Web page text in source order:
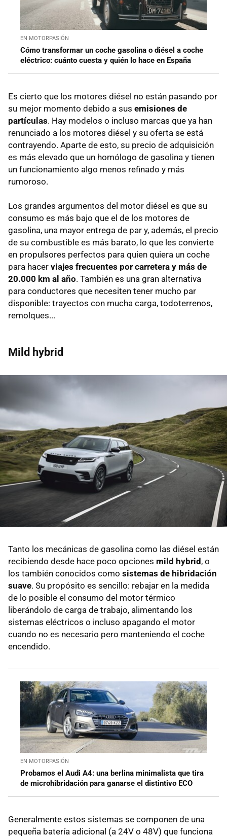
EN MOTORPASIÓN
Cómo transformar un coche gasolina o diésel a coche
eléctrico: cuánto cuesta y quién lo hace en España
Es cierto que los motores diésel no están pasando por
su mejor momento debido a sus emisiones de
partículas. Hay modelos o incluso marcas que ya han
renunciado a los motores diésel y su oferta se está
contrayendo. Aparte de esto, su precio de adquisición
es más elevado que un homólogo de gasolina y tienen
un funcionamiento algo menos refinado y más
rumoroso.
Los grandes argumentos del motor diésel es que su
consumo es más bajo que el de los motores de
gasolina, una mayor entrega de par y, además, el precio
de su combustible es más barato, lo que les convierte
en propulsores perfectos para quien quiera un coche
para hacer viajes frecuentes por carretera y más de
20.000 km al año. También es una gran alternativa
para conductores que necesiten tener mucho par
disponible: trayectos con mucha carga, todoterrenos,
remolques...
Mild hybrid
Tanto los mecánicas de gasolina como las diésel están
recibiendo desde hace poco opciones mild hybrid, o
los también conocidos como sistemas de hibridación
suave. Su propósito es sencillo: rebajar en la medida
de lo posible el consumo del motor térmico
liberándolo de carga de trabajo, alimentando los
sistemas eléctricos o incluso apagando el motor
cuando no es necesario pero manteniendo el coche
encendido.
EN MOTORPASIÓN
Probamos el Audi A4: una berlina minimalista que tira
de microhibridación para ganarse el distintivo ECO
Generalmente estos sistemas se componen de una
pequeña batería adicional (a 24V o 48V) que funciona